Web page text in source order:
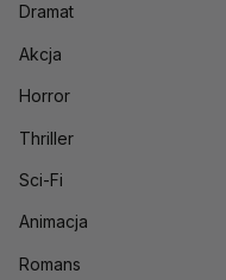
Dramat
Akcja
Horror
Thriller
Sci-Fi
Animacja
Romans